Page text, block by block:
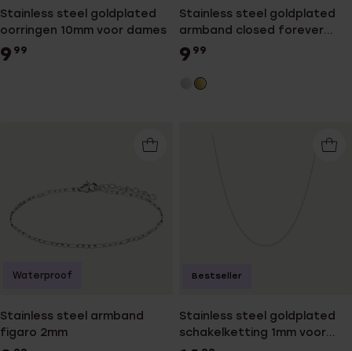
Stainless steel goldplated
oorringen 10mm voor dames
9 99
Stainless steel goldplated
armband closed forever
2mm
9 99
Stainless steel armband
figaro 2mm
Waterproof
Stainless steel goldplated
schakelketting 1mm voor
Bestseller